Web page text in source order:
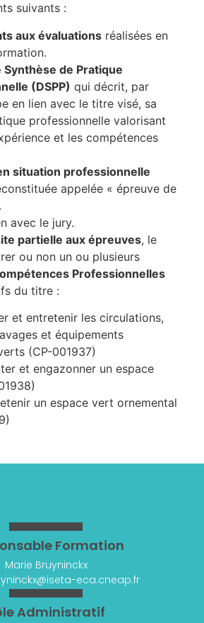
suivants :
aux évaluationsréalisées en
Synthèse de Pratique
(DSPP) qui décrit, par
en lien avec le titre visé, sa
professionnelle valorisant
et les compétences
situation professionnelle
appelée « épreuve de
avec le jury.
partielle aux épreuves, le
ou non un ou plusieurs
Professionnelles
du titre :
et entretenir les circulations,
et équipements
(CP-001937)
et engazonner un espace
un espace vert ornemental
Formation
Marie Bruyninckx
eca.cneap.fr
Administratif